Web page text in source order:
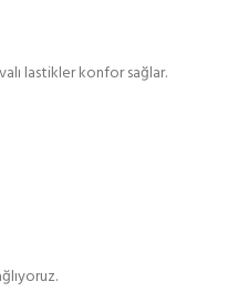
lastikler konfor sağlar.